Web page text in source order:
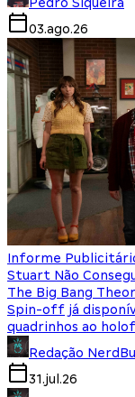
03.ago.26
Informe
Stuart Não
The Big Bang
Spin-off já
quadrinhos ao
Redação
31.jul.26